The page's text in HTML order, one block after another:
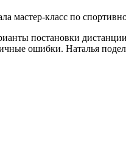
мастер-класс по
постановки
ошибки. Наталья